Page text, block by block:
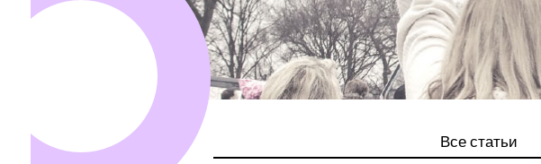
Все статьи